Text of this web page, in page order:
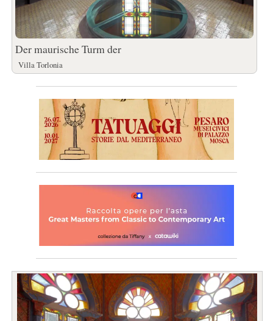
Der maurische Turm der
Villa Torlonia